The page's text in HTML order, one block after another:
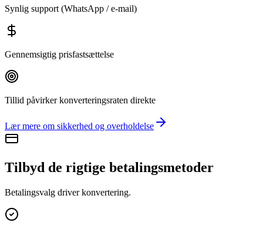
Synlig support (WhatsApp / e-mail)
Gennemsigtig prisfastsættelse
Tillid påvirker konverteringsraten direkte
Lær mere om sikkerhed og overholdelse
Tilbyd de rigtige betalingsmetoder
Betalingsvalg driver konvertering.